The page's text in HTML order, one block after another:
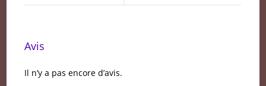
Avis
Il n’y a pas encore d’avis.